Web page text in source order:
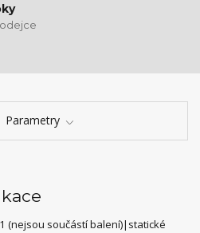
Parametry
(nejsou součástí balení)|statické